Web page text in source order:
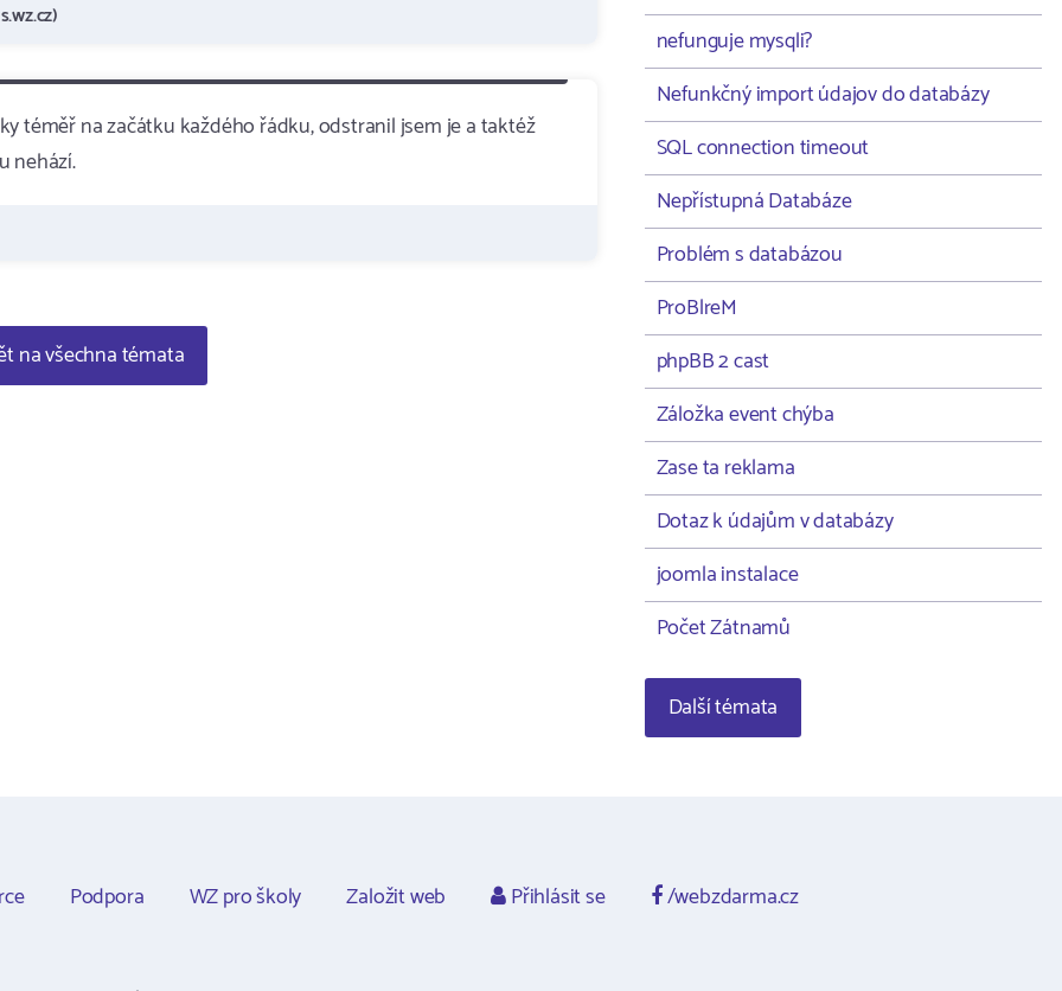
téměř na začátku každého řádku, odstranil jsem je a taktéž
nehází.
na všechna témata
nefunguje mysqli?
Nefunkčný import údajov do databázy
SQL connection timeout
Nepřístupná Databáze
Problém s databázou
ProBlreM
phpBB 2 cast
Záložka event chýba
Zase ta reklama
Dotaz k údajům v databázy
joomla instalace
Počet Zátnamů
Další témata
Podpora WZ pro školy Založit web Přihlásit se /webzdarma.cz